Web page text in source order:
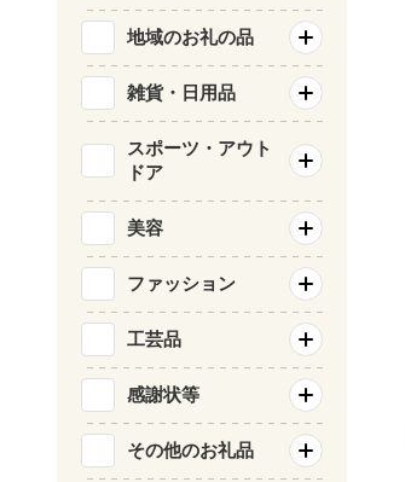
地域のお礼の品
雑貨・日用品
スポーツ・アウト
ドア
美容
ファッション
工芸品
感謝状等
その他のお礼品